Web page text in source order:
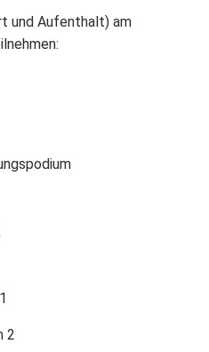
und Aufenthalt) am
2